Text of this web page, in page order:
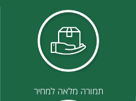
תמורה מלאה למחיר